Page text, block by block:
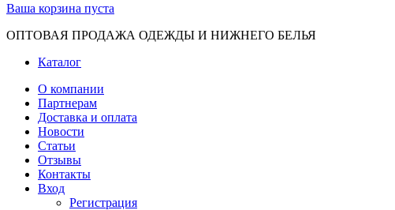
Ваша корзина пуста
ОПТОВАЯ ПРОДАЖА ОДЕЖДЫ И НИЖНЕГО БЕЛЬЯ
Каталог
О компании
Партнерам
Доставка и оплата
Новости
Статьи
Отзывы
Контакты
Вход
Регистрация